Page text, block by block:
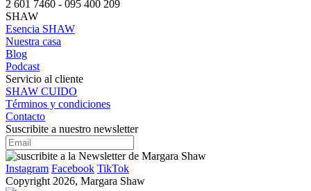
2 601 7460 - 095 400 209
SHAW
Esencia SHAW
Nuestra casa
Blog
Podcast
Servicio al cliente
SHAW CUIDO
Términos y condiciones
Contacto
Suscribite a nuestro newsletter
Instagram Facebook TikTok
Copyright 2026, Margara Shaw